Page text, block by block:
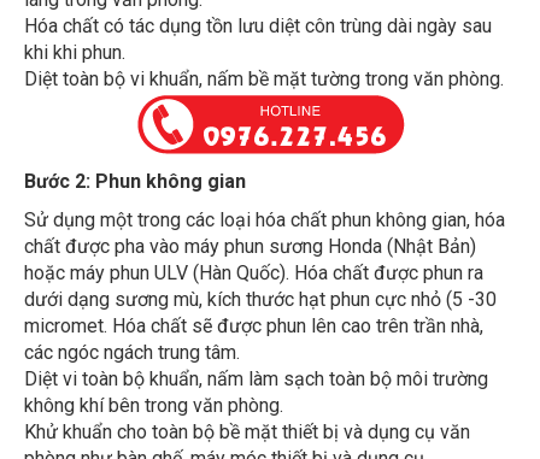
Hóa chất có tác dụng tồn lưu diệt côn trùng dài ngày sau
khi khi phun.
Diệt toàn bộ vi khuẩn, nấm bề mặt tường trong văn phòng.
Bước 2: Phun không gian
Sử dụng một trong các loại hóa chất phun không gian, hóa
chất được pha vào máy phun sương Honda (Nhật Bản)
hoặc máy phun ULV (Hàn Quốc). Hóa chất được phun ra
dưới dạng sương mù, kích thước hạt phun cực nhỏ (5 -30
micromet. Hóa chất sẽ được phun lên cao trên trần nhà,
các ngóc ngách trung tâm.
Diệt vi toàn bộ khuẩn, nấm làm sạch toàn bộ môi trường
không khí bên trong văn phòng.
Khử khuẩn cho toàn bộ bề mặt thiết bị và dụng cụ văn
phòng như bàn ghế, máy móc thiết bị và dụng cụ..